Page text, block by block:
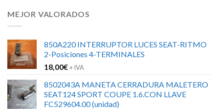
MEJOR VALORADOS
850A220 INTERRUPTOR LUCES SEAT-RITMO
2-Posiciones 4-TERMINALES
18,00€+ IVA
8502043A MANETA CERRADURA MALETERO
SEAT124 SPORT COUPE 1.6.CON LLAVE
FC529604.00 (unidad)